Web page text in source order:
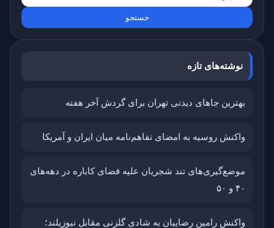
نوشته‌های تازه
بهترین جاهای دیدنی تهران برای گردش آخر هفته
واکنش روسیه به امضای تفاهم‌نامه میان ایران و آمریکا
موضع‌گیری‌های تند شجریان علیه فضای کاباره در دهه‌های
۴۰ و ۵۰
واکنش رامین رضاییان به شادی گلزنی مقابل نیوزیلند؛